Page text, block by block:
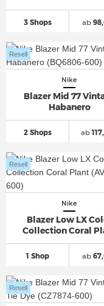
3 Shops ab
Nike
Blazer Mid 77
Habanero
2 Shops
Resell
ab
Nike
Blazer Low LX
Collection Coral
1 Shop
Resell
ab
Resell